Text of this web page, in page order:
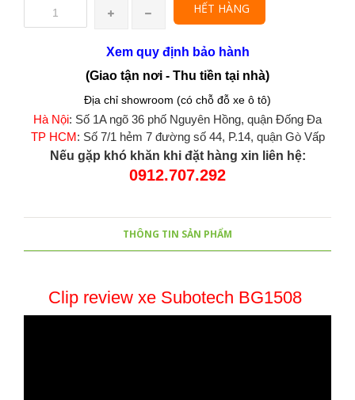
HẾT HÀNG
Xem quy định bảo hành
(Giao tận nơi - Thu tiền tại nhà)
Địa chỉ showroom (có chỗ đỗ xe ô tô)
Hà Nội: Số 1A ngõ 36 phố Nguyên Hồng, quận Đống Đa
TP HCM : Số 7/1 hẻm 7 đường số 44, P.14, quận Gò Vấp
Nếu gặp khó khăn khi đặt hàng xin liên hệ:
0912.707.292
THÔNG TIN SẢN PHẨM
Clip review xe Subotech BG1508